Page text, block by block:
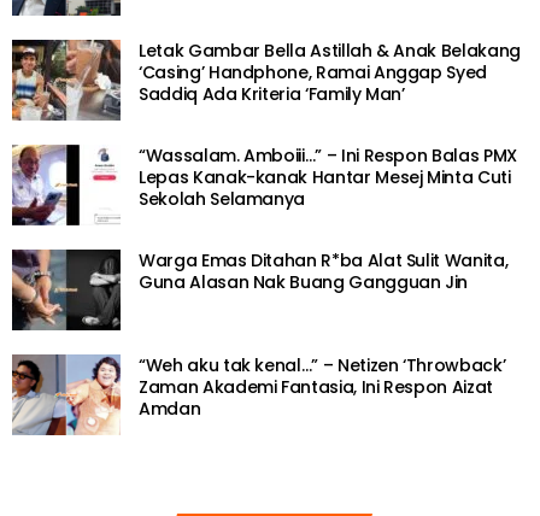
Letak Gambar Bella Astillah & Anak Belakang
‘Casing’ Handphone, Ramai Anggap Syed
Saddiq Ada Kriteria ‘Family Man’
“Wassalam. Amboiii…” – Ini Respon Balas PMX
Lepas Kanak-kanak Hantar Mesej Minta Cuti
Sekolah Selamanya
Warga Emas Ditahan R*ba Alat Sulit Wanita,
Guna Alasan Nak Buang Gangguan Jin
“Weh aku tak kenal…” – Netizen ‘Throwback’
Zaman Akademi Fantasia, Ini Respon Aizat
Amdan